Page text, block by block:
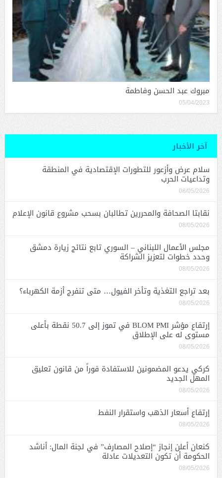
مبروك عبد الحسن وفاطمة
05/04/2023
آخر الأخبار
سلام عرض وأزعور للتطورات الإقتصادية في المنطقة
وتداعيات الحرب
08/05/2026
نقابتا الصحافة والمحررين تطالبان بسحب مشروع قانون الإعلام
08/05/2026
مجلس الأعمال اللبناني – السوري تابع نتائج زيارة دمشق
وحدد خطوات لتعزيز الشراكة
08/05/2026
بعد تراجع التغذية وتأخر الفيول… متى تنفرج أزمة الكهرباء؟
08/05/2026
إرتفاع مؤشر BLOM PMI في تموز إلى 50.7 نقطة بأعلى
مستوى له على الإطلاق
08/05/2026
كركي يدعو المضمونين للاستفادة فوراً من قانون تعليق
المهل الجديد
08/05/2026
إرتفاع أسعار الذهب واستقرار النفط
08/05/2026
كنعان أعلن إنجاز “إصلاح المصارف” في لجنة المال: أناشد
الحكومة أن تكون التعديلات عادلة
08/05/2026